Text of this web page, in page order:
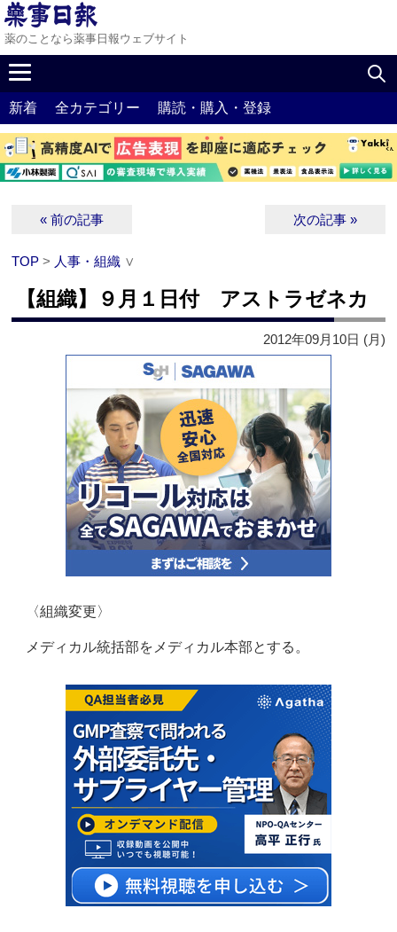
薬のことなら薬事日報ウェブサイト
新着 全カテゴリー 購読・購入・登録
« 前の記事 次の記事 »
TOP > 人事・組織 ∨
【組織】９月１日付 アストラゼネカ
2012年09月10日 (月)
〈組織変更〉
メディカル統括部をメディカル本部とする。